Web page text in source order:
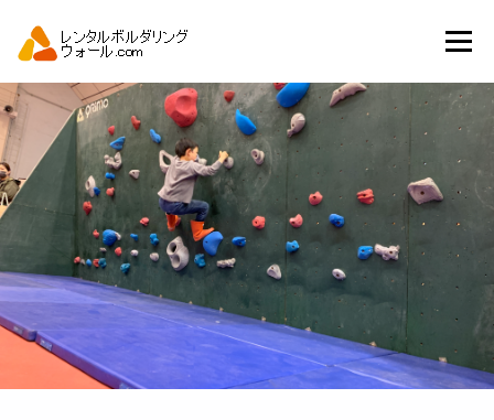
へ
ス
キ
ッ
プ
メニュー
トップ 自動見積り 商品一覧
アーバンスポーツイベント.JP